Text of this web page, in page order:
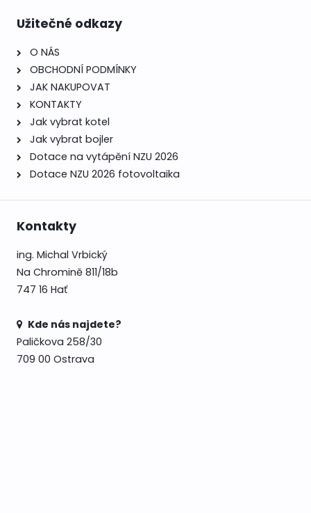
Užitečné odkazy
O NÁS
OBCHODNÍ PODMÍNKY
JAK NAKUPOVAT
KONTAKTY
Jak vybrat kotel
Jak vybrat bojler
Dotace na vytápění NZU 2026
Dotace NZU 2026 fotovoltaika
Kontakty
ing. Michal Vrbický
Na Chromině 811/18b
747 16 Hať
Kde nás najdete?
Paličkova 258/30
709 00 Ostrava